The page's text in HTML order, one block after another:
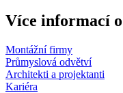
Více informací
Montážní firmy
Průmyslová odvětví
Architekti a projektanti
Kariéra